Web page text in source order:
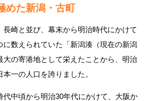
めた新潟・古町
長崎と並び、幕末から明治時代にかけて
に数えられていた「新潟湊（現在の新潟
大の寄港地として栄えたことから、明治
一の人口を誇りました。
代中頃から明治30年代にかけて、大阪か